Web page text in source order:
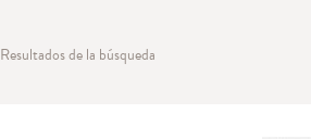
Resultados de la búsqueda